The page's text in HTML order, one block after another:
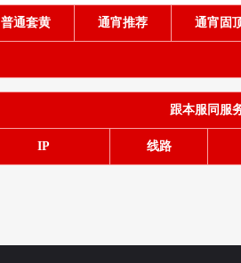
普通套黄 通宵推荐 通宵固
跟本服同服
IP 线路